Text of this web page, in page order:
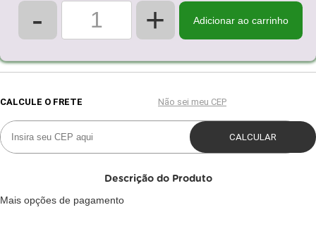
- + Adicionar ao carrinho
Descrição do Produto
Mais opções de pagamento